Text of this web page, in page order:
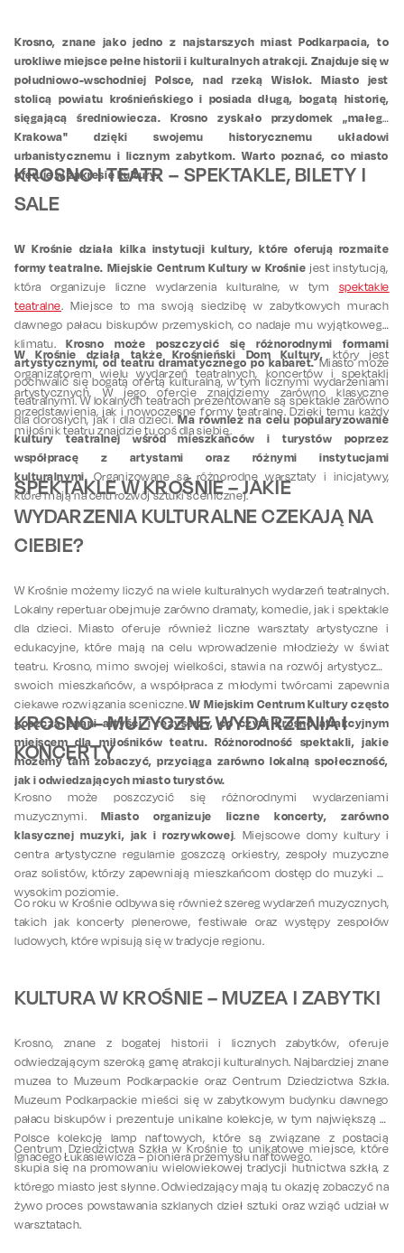
Krosno, znane jako jedno z najstarszych miast Podkarpacia, to
urokliwe miejsce pełne historii i kulturalnych atrakcji. Znajduje się w
południowo-wschodniej Polsce, nad rzeką Wisłok. Miasto jest
stolicą powiatu krośnieńskiego i posiada długą, bogatą historię,
sięgającą średniowiecza. Krosno zyskało przydomek „małego
Krakowa" dzięki swojemu historycznemu układowi
urbanistycznemu i licznym zabytkom. Warto poznać, co miasto
oferuje w zakresie kultury.
KROSNO I TEATR – SPEKTAKLE, BILETY I
SALE
W Krośnie działa kilka instytucji kultury, które oferują rozmaite
formy teatralne. Miejskie Centrum Kultury w Krośnie jest instytucją,
która organizuje liczne wydarzenia kulturalne, w tym spektakle
teatralne. Miejsce to ma swoją siedzibę w zabytkowych murach
dawnego pałacu biskupów przemyskich, co nadaje mu wyjątkowego
klimatu.Krosno może poszczycić się różnorodnymi formami
artystycznymi, od teatru dramatycznego po kabaret.Miasto może
pochwalić się bogatą ofertą kulturalną, w tym licznymi wydarzeniami
teatralnymi. W lokalnych teatrach prezentowane są spektakle zarówno
dla dorosłych, jak i dla dzieci.Ma również na celu popularyzowanie
kultury teatralnej wśród mieszkańców i turystów poprzez
współpracę z artystami oraz różnymi instytucjami
kulturalnymi. Organizowane są różnorodne warsztaty i inicjatywy,
które mają na celu rozwój sztuki scenicznej.
W Krośnie działa także Krośnieński Dom Kultury, który jest
organizatorem wielu wydarzeń teatralnych, koncertów i spektakli
artystycznych. W jego ofercie znajdziemy zarówno klasyczne
przedstawienia, jak i nowoczesne formy teatralne. Dzięki temu każdy
miłośnik teatru znajdzie tu coś dla siebie.
SPEKTAKLE W KROŚNIE – JAKIE
WYDARZENIA KULTURALNE CZEKAJĄ NA
CIEBIE?
W Krośnie możemy liczyć na wiele kulturalnych wydarzeń teatralnych.
Lokalny repertuar obejmuje zarówno dramaty, komedie, jak i spektakle
dla dzieci. Miasto oferuje również liczne warsztaty artystyczne i
edukacyjne, które mają na celu wprowadzenie młodzieży w świat
teatru. Krosno, mimo swojej wielkości, stawia na rozwój artystyczny
swoich mieszkańców, a współpraca z młodymi twórcami zapewnia
ciekawe rozwiązania sceniczne.W Miejskim Centrum Kultury często
goszczą znani artyści i reżyserzy, co czyni Krosno atrakcyjnym
miejscem dla miłośników teatru. Różnorodność spektakli, jakie
możemy tam zobaczyć, przyciąga zarówno lokalną społeczność,
jak i odwiedzających miasto turystów.
KROSNO– MUZYCZNE WYDARZENIA I
KONCERTY
Krosno może poszczycić się różnorodnymi wydarzeniami
muzycznymi. Miasto organizuje liczne koncerty, zarówno
klasycznej muzyki, jak i rozrywkowej. Miejscowe domy kultury i
centra artystyczne regularnie goszczą orkiestry, zespoły muzyczne
oraz solistów, którzy zapewniają mieszkańcom dostęp do muzyki na
wysokim poziomie.
Co roku w Krośnie odbywa się również szereg wydarzeń muzycznych,
takich jak koncerty plenerowe, festiwale oraz występy zespołów
ludowych, które wpisują się w tradycje regionu.
KULTURA W KROŚNIE – MUZEA I ZABYTKI
Krosno, znane z bogatej historii i licznych zabytków, oferuje
odwiedzającym szeroką gamę atrakcji kulturalnych. Najbardziej znane
muzea to Muzeum Podkarpackie oraz Centrum Dziedzictwa Szkła.
Muzeum Podkarpackie mieści się w zabytkowym budynku dawnego
pałacu biskupów i prezentuje unikalne kolekcje, w tym największą w
Polsce kolekcję lamp naftowych, które są związane z postacią
Ignacego Łukasiewicza – pioniera przemysłu naftowego.
Centrum Dziedzictwa Szkła w Krośnie to unikatowe miejsce, które
skupia się na promowaniu wielowiekowej tradycji hutnictwa szkła, z
którego miasto jest słynne. Odwiedzający mają tu okazję zobaczyć na
żywo proces powstawania szklanych dzieł sztuki oraz wziąć udział w
warsztatach.